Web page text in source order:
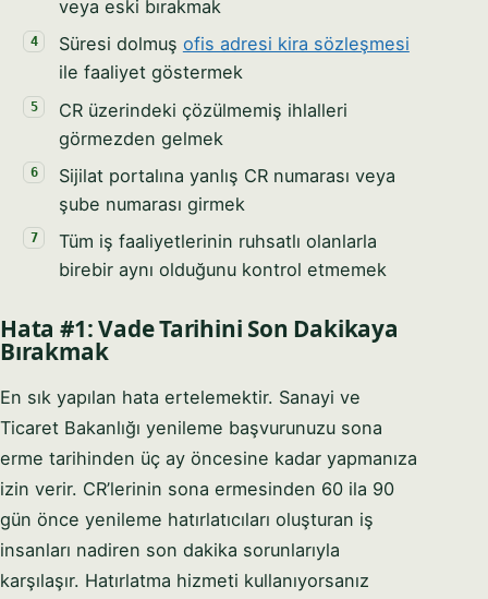
veya eski bırakmak
Süresi dolmuş ofis adresi kira sözleşmesi
ile faaliyet göstermek
CR üzerindeki çözülmemiş ihlalleri
görmezden gelmek
Sijilat portalına yanlış CR numarası veya
şube numarası girmek
Tüm iş faaliyetlerinin ruhsatlı olanlarla
birebir aynı olduğunu kontrol etmemek
Hata #1: Vade Tarihini Son Dakikaya
Bırakmak
En sık yapılan hata ertelemektir. Sanayi ve
Ticaret Bakanlığı yenileme başvurunuzu sona
erme tarihinden üç ay öncesine kadar yapmanıza
izin verir. CR’lerinin sona ermesinden 60 ila 90
gün önce yenileme hatırlatıcıları oluşturan iş
insanları nadiren son dakika sorunlarıyla
karşılaşır. Hatırlatma hizmeti kullanıyorsanız